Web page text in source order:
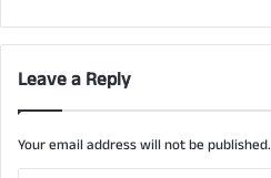
Leave a Reply
Your email address will not be published.